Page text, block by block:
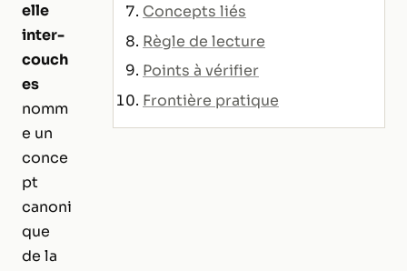
elle
inter-
couch
es
nomm
e un
conce
pt
canoni
que
de la
Concepts liés
Règle de lecture
Points à vérifier
Frontière pratique